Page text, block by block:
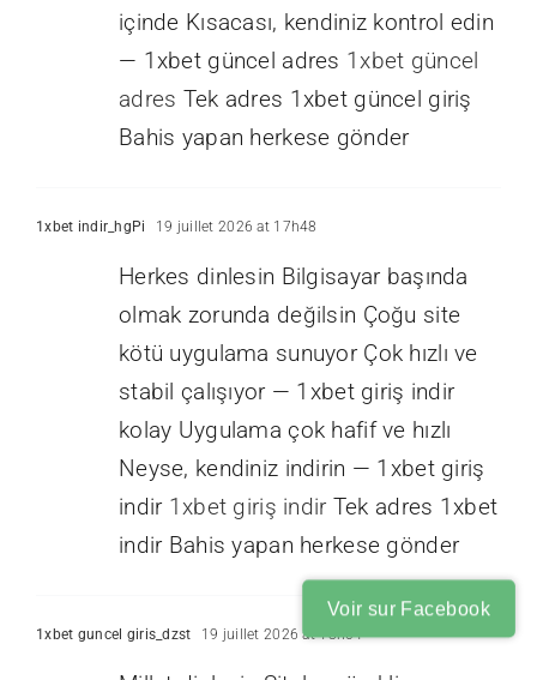
içinde Kısacası, kendiniz kontrol edin
— 1xbet güncel adres 1xbet güncel
adres Tek adres 1xbet güncel giriş
Bahis yapan herkese gönder
1xbet indir_hgPi 19 juillet 2026 at 17h48
Herkes dinlesin Bilgisayar başında
olmak zorunda değilsin Çoğu site
kötü uygulama sunuyor Çok hızlı ve
stabil çalışıyor — 1xbet giriş indir
kolay Uygulama çok hafif ve hızlı
Neyse, kendiniz indirin — 1xbet giriş
indir 1xbet giriş indir Tek adres 1xbet
indir Bahis yapan herkese gönder
1xbet guncel giris_dzst 19 juillet 2026 at 18h04
Voir sur Facebook